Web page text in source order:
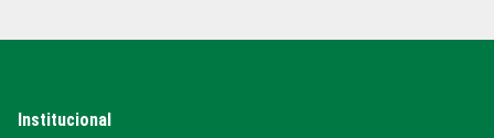
Institucional